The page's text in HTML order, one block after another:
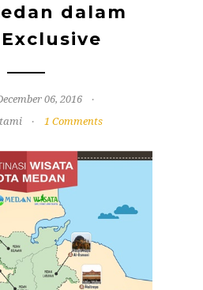
dalam
06, 2016
1 Comments